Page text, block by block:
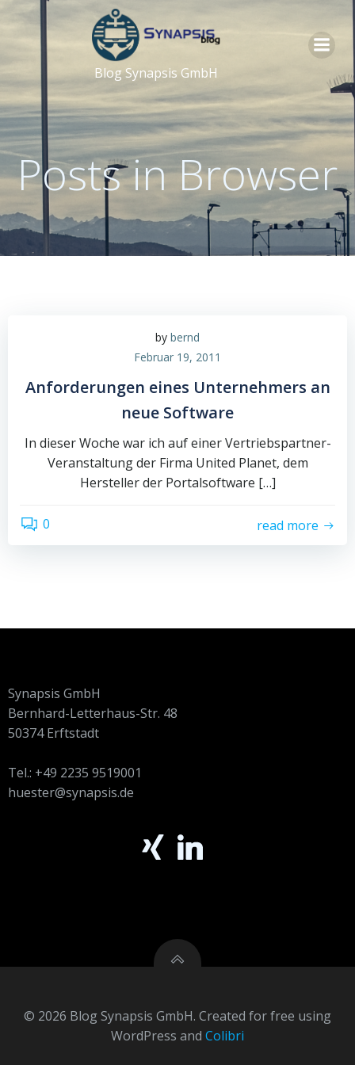
Inhalt
springen
Blog Synapsis GmbH
Posts in Browser
by bernd
Februar 19, 2011
Anforderungen eines Unternehmers an
neue Software
In dieser Woche war ich auf einer Vertriebspartner-
Veranstaltung der Firma United Planet, dem
Hersteller der Portalsoftware […]
0 read more
Synapsis GmbH
Bernhard-Letterhaus-Str. 48
50374 Erftstadt
Tel.: +49 2235 9519001
huester@synapsis.de
© 2026 Blog Synapsis GmbH. Created for free using
WordPress and Colibri